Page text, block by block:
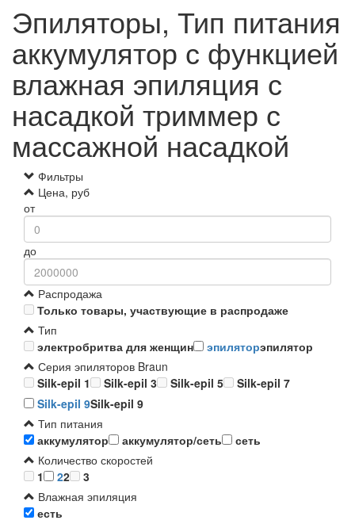
Эпиляторы, Тип питания
аккумулятор с функцией
влажная эпиляция с
насадкой триммер с
массажной насадкой
Фильтры
Цена, руб
от
до
Распродажа
Только товары, участвующие в распродаже
Тип
электробритва для женщин
эпиляторэпилятор
Серия эпиляторов Braun
Silk-epil 1
Silk-epil 3 Silk-epil 5
Silk-epil 7
Silk-epil 9Silk-epil 9
Тип питания
аккумулятор
аккумулятор/сеть
сеть
Количество скоростей
1
22
3
Влажная эпиляция
есть